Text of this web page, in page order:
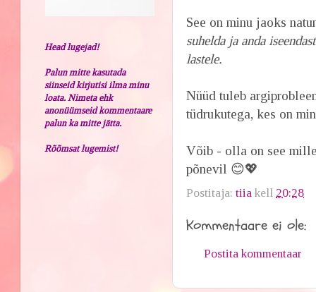
See on minu jaoks
suhelda ja anda
lastele.
Nüüd tuleb
tüdrukutega, kes on
Võib - olla on see
põnevil 😊💖
Postitaja:tiia kell 20:28
Kommentaare ei ole:
Postita kommentaar
Head lugejad!
Palun mitte kasutada
siinseid kirjutisi ilma minu
loata. Nimeta ehk
anonüümseid kommentaare
palun ka mitte jätta.
Rõõmsat lugemist!